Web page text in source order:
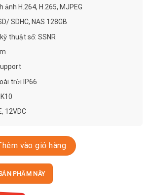
ảnh H.264, H.265, MJPEG
SDHC, NAS 128GB
thuật số: SSNR
trời IP66
12VDC
vào giỏ hàng
PHẨM NÀY